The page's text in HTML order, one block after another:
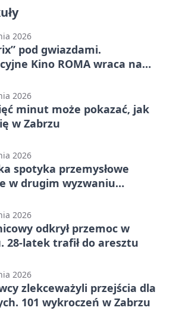
2026
pod gwiazdami.
Kino ROMA wraca na
2026
minut może pokazać, jak
w Zabrzu
2026
spotyka przemysłowe
w drugim wyzwaniu
2026
odkrył przemoc w
28-latek trafił do aresztu
2026
zlekceważyli przejścia dla
101 wykroczeń w Zabrzu